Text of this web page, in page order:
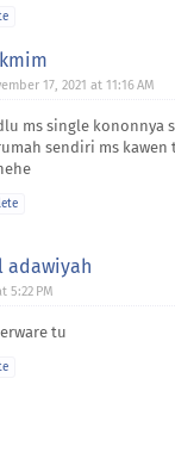
17, 2021 at 11:16 AM
ms single kononnya
sendiri ms kawen
adawiyah
5:22 PM
tu